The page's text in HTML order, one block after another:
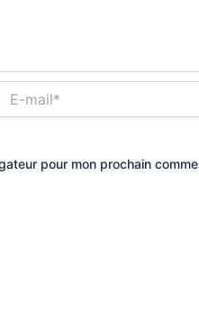
mail*
pour mon prochain